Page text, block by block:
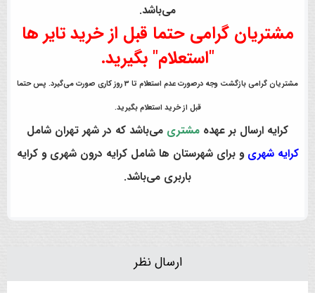
می‌باشد.
مشتریان گرامی حتما قبل از خرید تایر ها
"استعلام" بگیرید.
مشتریان گرامی بازگشت وجه درصورت عدم استعلام تا 3 روز کاری صورت می‌گیرد. پس حتما
قبل از خرید استعلام بگیرید.
کرایه ارسال بر عهده مشتری می‌باشد که در شهر تهران شامل
کرایه شهری و برای شهرستان ها شامل کرایه درون شهری و کرایه
باربری می‌باشد.
ارسال نظر